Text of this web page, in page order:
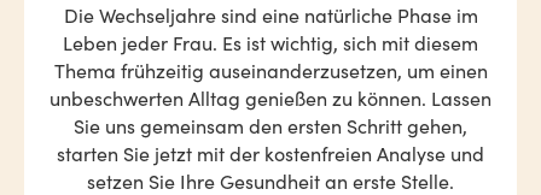
Die Wechseljahre sind eine natürliche Phase im
Leben jeder Frau. Es ist wichtig, sich mit diesem
Thema frühzeitig auseinanderzusetzen, um einen
unbeschwerten Alltag genießen zu können. Lassen
Sie uns gemeinsam den ersten Schritt gehen,
starten Sie jetzt mit der kostenfreien Analyse und
setzen Sie Ihre Gesundheit an erste Stelle.